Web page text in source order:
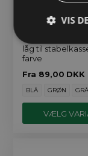
låg til
farve
Fra 89,00 DKK
BLÅ GRØN GRÅ
VÆLG
VIS